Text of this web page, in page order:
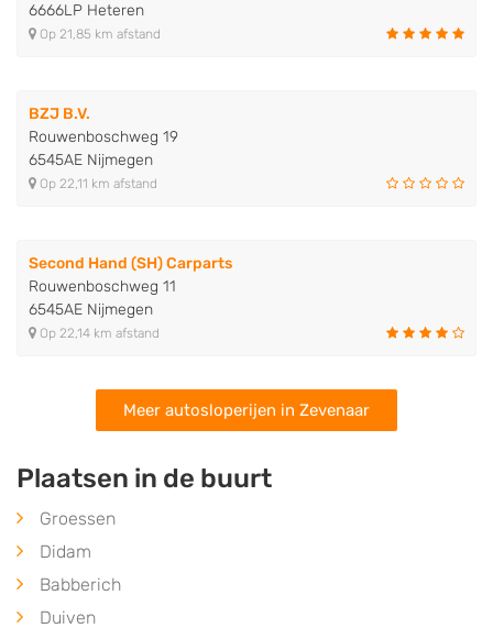
6666LP Heteren
Op 21,85 km afstand
BZJ B.V.
Rouwenboschweg 19
6545AE Nijmegen
Op 22,11 km afstand
Second Hand (SH) Carparts
Rouwenboschweg 11
6545AE Nijmegen
Op 22,14 km afstand
Meer autosloperijen in Zevenaar
Plaatsen in de buurt
Groessen
Didam
Babberich
Duiven